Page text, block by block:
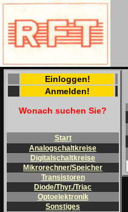
Einloggen!
Anmelden!
Wonach suchen Sie?
Start
Analogschaltkreise
Digitalschaltkreise
Mikrorechner/Speicher
Transistoren
Diode/Thyr./Triac
Optoelektronik
Sonstiges